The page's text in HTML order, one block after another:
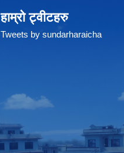
हाम्रो ट्वीटहरु
Tweets by sundarharaicha